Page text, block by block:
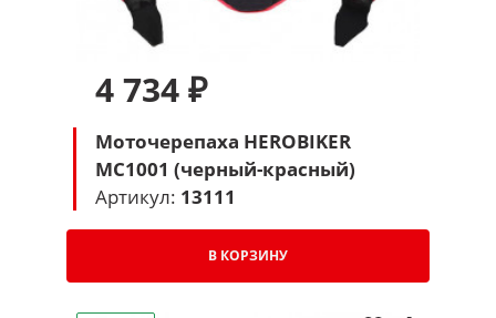
4 734 ₽
Моточерепаха HEROBIKER
MC1001 (черный-красный)
Артикул: 13111
В КОРЗИНУ